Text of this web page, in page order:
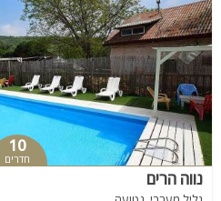
10
חדרים
נווה הרים